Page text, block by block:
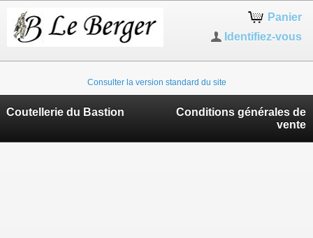
Panier
Identifiez-vous
Consulter la version standard du site
Coutellerie du Bastion
Conditions générales de
vente